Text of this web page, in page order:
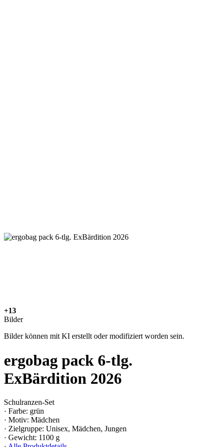
+13
Bilder
Bilder können mit KI erstellt oder modifiziert worden sein.
ergobag pack 6-tlg.
ExBärdition 2026
Schulranzen-Set
· Farbe: grün
· Motiv: Mädchen
· Zielgruppe: Unisex, Mädchen, Jungen
· Gewicht: 1100 g